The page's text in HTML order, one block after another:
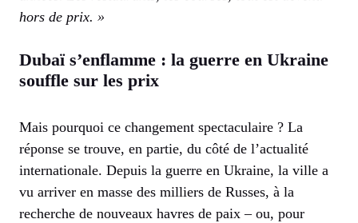
hors de prix. »
Dubaï s’enflamme : la guerre en Ukraine
souffle sur les prix
Mais pourquoi ce changement spectaculaire ? La
réponse se trouve, en partie, du côté de l’actualité
internationale. Depuis la guerre en Ukraine, la ville a
vu arriver en masse des milliers de Russes, à la
recherche de nouveaux havres de paix – ou, pour